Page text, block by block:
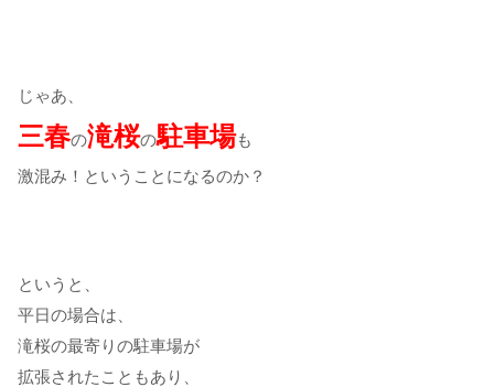
じゃあ、
三春の滝桜の駐車場も
激混み！ということになるのか？
というと、
平日の場合は、
滝桜の最寄りの駐車場が
拡張されたこともあり、